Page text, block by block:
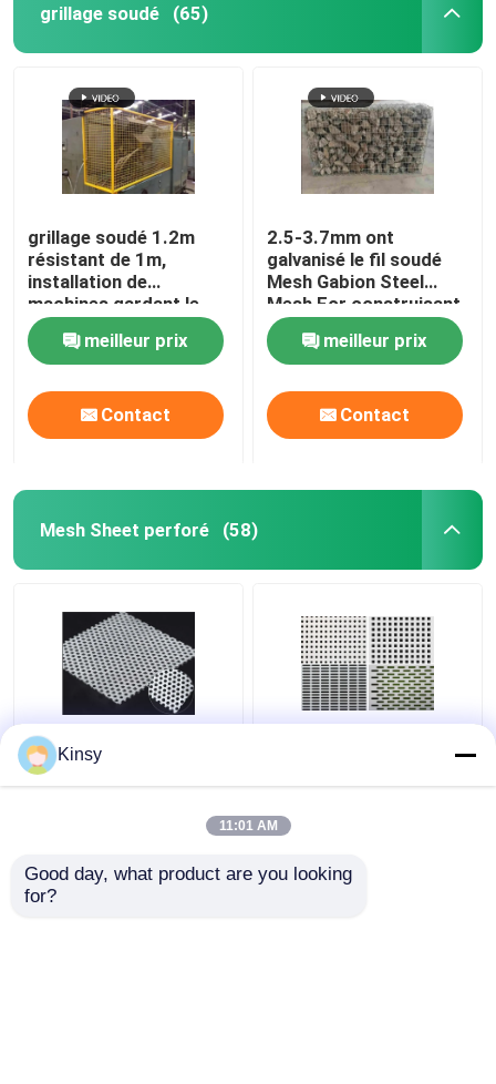
grillage soudé (65)
grillage soudé 1.2m
résistant de 1m,
installation de
machines gardant le
grillage
meilleur prix
Contact
2.5-3.7mm ont
galvanisé le fil soudé
Mesh Gabion Steel
Mesh For construisant
les murs extérieurs
meilleur prix
Contact
Mesh Sheet perforé (58)
feuillard perforé de
trou rond de 0.1mm-
le trou de 0.2-100mm a
Kinsy
11:01 AM
Good day, what product are you looking
for?